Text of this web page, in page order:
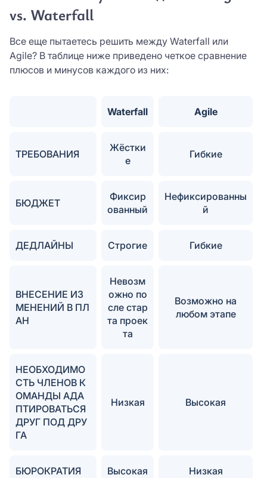
vs. Waterfall
Все еще пытаетесь решить между Waterfall или
Agile? В таблице ниже приведено четкое сравнение
плюсов и минусов каждого из них:
Waterfall Agile
ТРЕБОВАНИЯ
Жёстки
е
Гибкие
БЮДЖЕТ
Фиксир
ованный
Нефиксированны
й
ДЕДЛАЙНЫ Строгие Гибкие
ВНЕСЕНИЕ ИЗ
МЕНЕНИЙ В ПЛ
АН
Невозм
ожно по
сле стар
та проек
та
Возможно на
любом этапе
НЕОБХОДИМО
СТЬ ЧЛЕНОВ К
ОМАНДЫ АДА
ПТИРОВАТЬСЯ
ДРУГ ПОД ДРУ
ГА
Низкая Высокая
БЮРОКРАТИЯ Высокая Низкая